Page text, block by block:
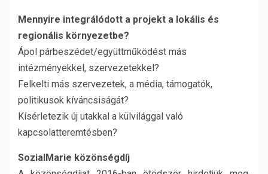
Mennyire integrálódott a projekt a lokális és
regionális környezetbe?
Ápol párbeszédet/együttműködést más
intézményekkel, szervezetekkel?
Felkelti más szervezetek, a média, támogatók,
politikusok kíváncsiságát?
Kísérletezik új utakkal a külvilággal való
kapcsolatteremtésben?
SozialMarie közönségdíj